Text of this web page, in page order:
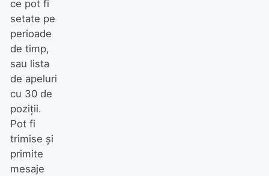
ce pot fi
setate pe
perioade
de timp,
sau lista
de apeluri
cu 30 de
poziţii.
Pot fi
trimise şi
primite
mesaje